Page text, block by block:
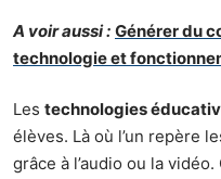
A voir aussi : Générer du
technologie et
Les technologies
élèves. Là où l’un repère
grâce à l’audio ou la vidéo.